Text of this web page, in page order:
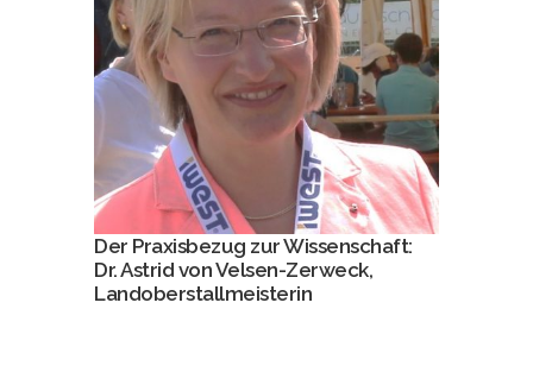
Der Praxisbezug zur Wissenschaft:
Dr. Astrid von Velsen-Zerweck,
Landoberstallmeisterin